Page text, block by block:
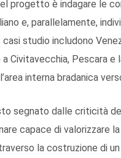
progetto è indagare le
e, parallelamente,
studio includono
a Civitavecchia, Pescara
interna bradanica
segnato dalle criticità
capace di valorizzare
la costruzione di